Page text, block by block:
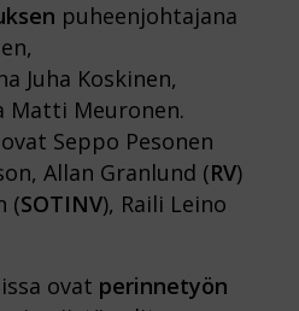
puheenjohtajana
Juha Koskinen,
Matti Meuronen.
Seppo Pesonen
Allan Granlund (RV)
(SOTINV), Raili Leino
ovat perinnetyön